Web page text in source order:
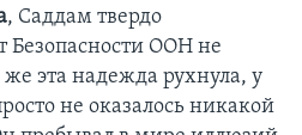
, Саддам твердо
Безопасности ООН не
эта надежда рухнула, у
не оказалось никакой